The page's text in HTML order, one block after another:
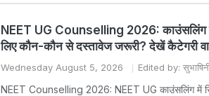
NEET UG Counselling 2026: काउंसलिंग
लिए कौन-कौन से दस्तावेज जरूरी? देखें कैटेगरी
Wednesday August 5, 2026 Edited by: सुभाषिनी
NEET Counselling 2026: NEET UG काउंसलिंग में